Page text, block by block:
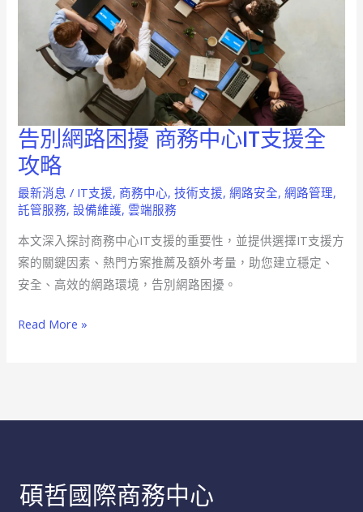
告別網路困擾 商務中心IT支援全
攻略
最新消息 / IT支援, 商務中心,技術支援,網路安全,網路管理,
託管服務,設備維護,雲端服務
本文深入探討商務中心IT支援的重要性，並提供選擇IT支援方
案的關鍵因素、熱門方案推薦及額外考量，助您建立穩定、
安全、高效的網路環境，告別網路困擾。
告
別
網
路
擾
商
務
心
全
Read More »
碩哲國際商務中心